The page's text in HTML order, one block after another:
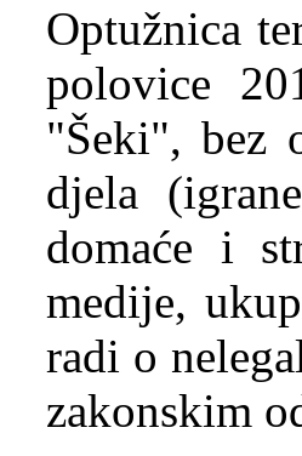
Optužnica
polovice
"Šeki", bez
djela
domaće i
medije,
radi o
zakonskim